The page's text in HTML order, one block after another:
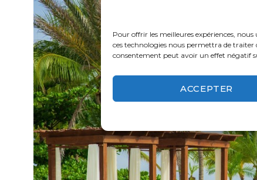
Pour offrir les meilleures expériences,
ces technologies nous permettra de traiter
consentement peut avoir un effet négatif
ACCEPTER